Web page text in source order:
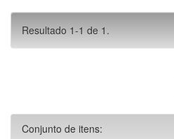
Resultado 1-1 de 1.
Conjunto de itens: